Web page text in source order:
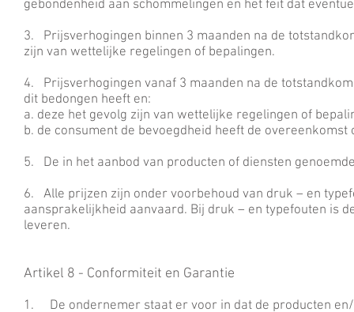
gebondenheid aan schommelingen en het feit dat
3. Prijsverhogingen binnen 3 maanden na de
zijn van wettelijke regelingen of bepalingen.
4. Prijsverhogingen vanaf 3 maanden na de
dit bedongen heeft en:
a. deze het gevolg zijn van wettelijke regelingen of
b. de consument de bevoegdheid heeft de
5. De in het aanbod van producten of diensten
6. Alle prijzen zijn onder voorbehoud van druk – en
aansprakelijkheid aanvaard. Bij druk – en typefouten is
leveren.
Artikel 8 - Conformiteit en Garantie
1. De ondernemer staat er voor in dat de producten